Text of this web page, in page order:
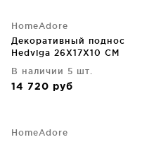
HomeAdore
Декоративный поднос
Hedviga 26X17X10 CM
В наличии 5 шт.
14 720 руб
HomeAdore